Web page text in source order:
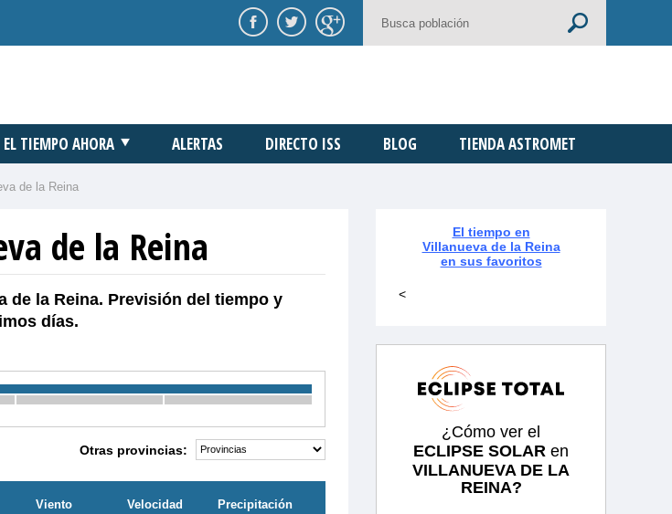
EL TIEMPO AHORA ALERTAS DIRECTO ISS BLOG TIENDA ASTROMET
de la Reina
de la Reina
de la Reina. Previsión del tiempo y
días.
Otras provincias:
Viento Velocidad Precipitación
El tiempo en
Villanueva de la Reina
en sus favoritos
<
¿Cómo ver el
ECLIPSE SOLAR en
VILLANUEVA DE LA
REINA?